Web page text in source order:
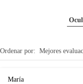
Ordenar por: Mejores
María